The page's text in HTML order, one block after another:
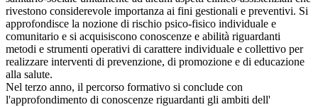
rivestono considerevole importanza ai fini gestionali e preventivi. Si
approfondisce la nozione di rischio psico-fisico individuale e
comunitario e si acquisiscono conoscenze e abilità riguardanti
metodi e strumenti operativi di carattere individuale e collettivo per
realizzare interventi di prevenzione, di promozione e di educazione
alla salute.
Nel terzo anno, il percorso formativo si conclude con
l'approfondimento di conoscenze riguardanti gli ambiti dell'